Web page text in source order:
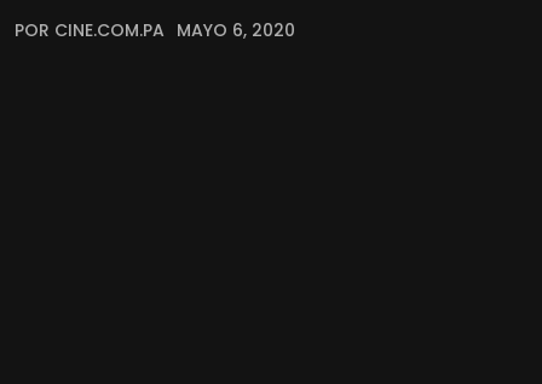
POR CINE.COM.PA MAYO 6, 2020